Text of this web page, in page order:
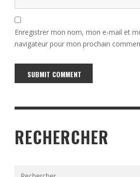
Enregistrer mon nom, mon e-mail et
navigateur pour mon prochain
RECHERCHER